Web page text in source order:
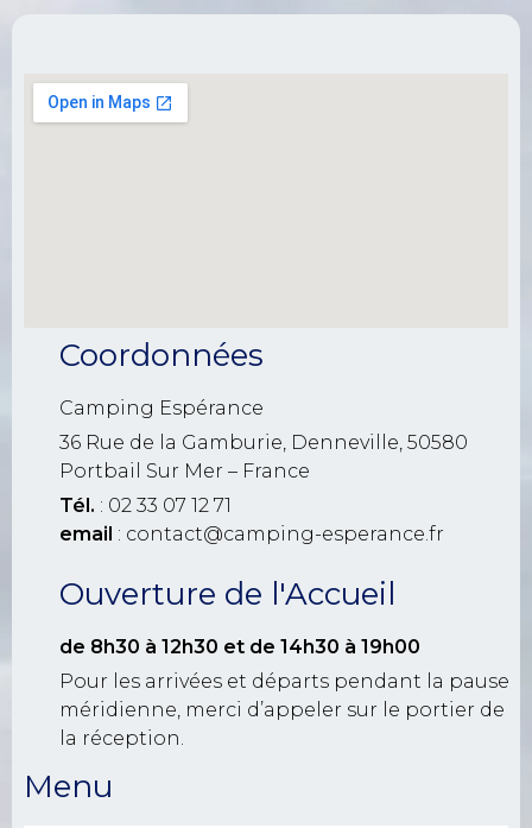
Coordonnées
Camping Espérance
36 Rue de la Gamburie, Denneville, 50580
Portbail Sur Mer – France
Tél. : 02 33 07 12 71
email : contact@camping-esperance.fr
Ouverture de l'Accueil
de 8h30 à 12h30 et de 14h30 à 19h00
Pour les arrivées et départs pendant la pause
méridienne, merci d’appeler sur le portier de
la réception.
Menu